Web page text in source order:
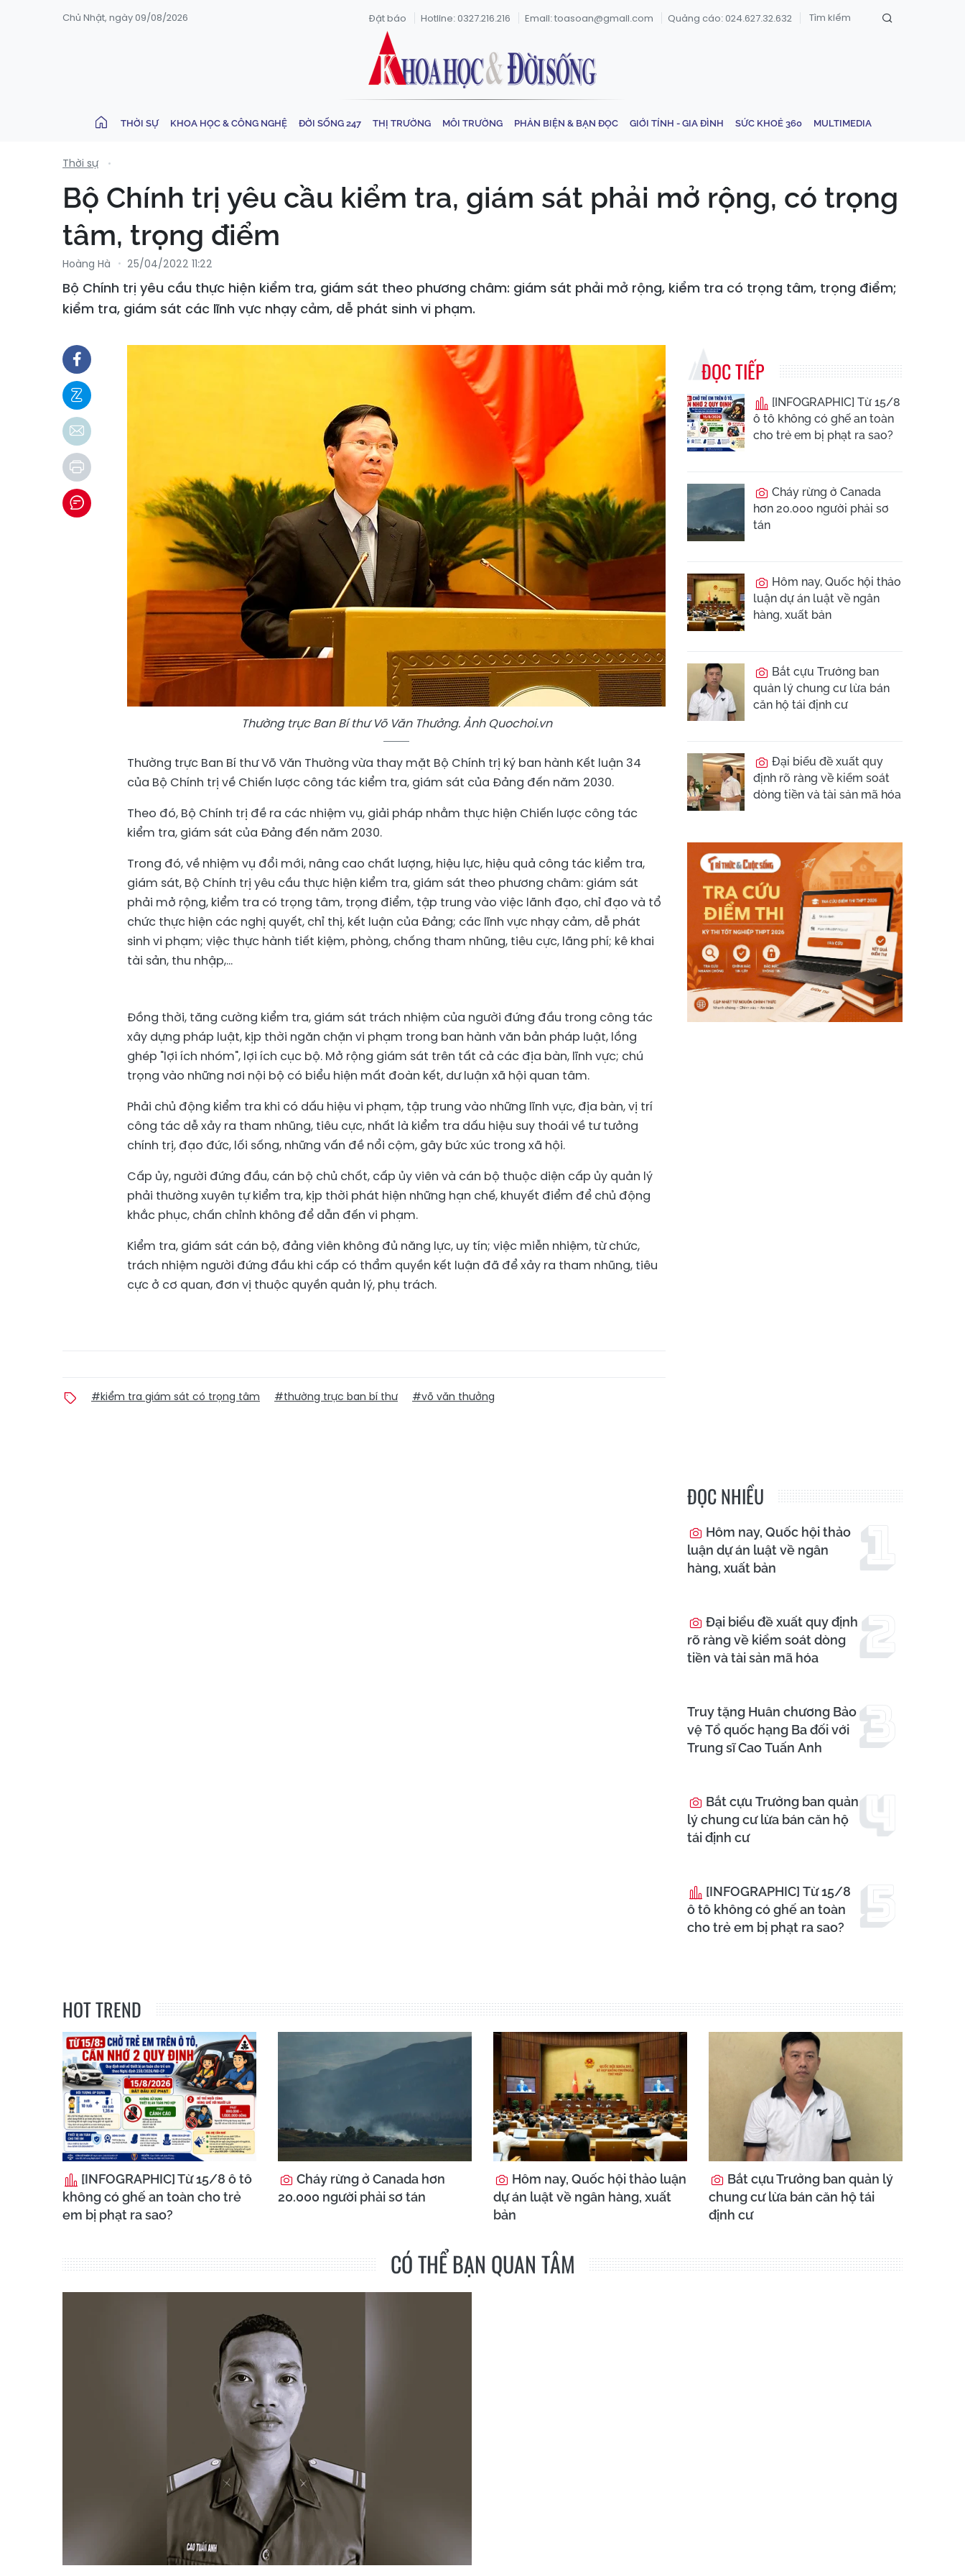
Chủ Nhật, ngày 09/08/2026 Đặt báo Hotline: 0327.216.216 Email: toasoan@gmail.com Quảng cáo: 024.627.32.632
THỜI SỰ KHOA HỌC & CÔNG NGHỆ ĐỜI SỐNG 247 THỊ TRƯỜNG MÔI TRƯỜNG PHẢN BIỆN & BẠN ĐỌC GIỚI TÍNH - GIA ĐÌNH SỨC KHOẺ 360 MULTIMEDIA
Thời sự
Bộ Chính trị yêu cầu kiểm tra, giám sát phải mở rộng, có trọng
tâm, trọng điểm
Hoàng Hà 25/04/2022 11:22
Bộ Chính trị yêu cầu thực hiện kiểm tra, giám sát theo phương châm: giám sát phải mở rộng, kiểm tra có trọng tâm, trọng điểm;
kiểm tra, giám sát các lĩnh vực nhạy cảm, dễ phát sinh vi phạm.
Thường trực Ban Bí thư Võ Văn Thưởng. Ảnh Quochoi.vn
Thường trực Ban Bí thư Võ Văn Thường vừa thay mặt Bộ Chính trị ký ban hành Kết luận 34
của Bộ Chính trị về Chiến lược công tác kiểm tra, giám sát của Đảng đến năm 2030.
Theo đó, Bộ Chính trị đề ra các nhiệm vụ, giải pháp nhằm thực hiện Chiến lược công tác
kiểm tra, giám sát của Đảng đến năm 2030.
Trong đó, về nhiệm vụ đổi mới, nâng cao chất lượng, hiệu lực, hiệu quả công tác kiểm tra,
giám sát, Bộ Chính trị yêu cầu thực hiện kiểm tra, giám sát theo phương châm: giám sát
phải mở rộng, kiểm tra có trọng tâm, trọng điểm, tập trung vào việc lãnh đạo, chỉ đạo và tổ
chức thực hiện các nghị quyết, chỉ thị, kết luận của Đảng; các lĩnh vực nhạy cảm, dễ phát
sinh vi phạm; việc thực hành tiết kiệm, phòng, chống tham nhũng, tiêu cực, lãng phí; kê khai
tài sản, thu nhập,...
Đồng thời, tăng cường kiểm tra, giám sát trách nhiệm của người đứng đầu trong công tác
xây dựng pháp luật, kịp thời ngăn chặn vi phạm trong ban hành văn bản pháp luật, lồng
ghép "lợi ích nhóm", lợi ích cục bộ. Mở rộng giám sát trên tất cả các địa bàn, lĩnh vực; chú
trọng vào những nơi nội bộ có biểu hiện mất đoàn kết, dư luận xã hội quan tâm.
Phải chủ động kiểm tra khi có dấu hiệu vi phạm, tập trung vào những lĩnh vực, địa bàn, vị trí
công tác dễ xảy ra tham nhũng, tiêu cực, nhất là kiểm tra dấu hiệu suy thoái về tư tưởng
chính trị, đạo đức, lối sống, những vấn đề nổi cộm, gây bức xúc trong xã hội.
Cấp ủy, người đứng đầu, cán bộ chủ chốt, cấp ủy viên và cán bộ thuộc diện cấp ủy quản lý
phải thường xuyên tự kiểm tra, kịp thời phát hiện những hạn chế, khuyết điểm để chủ động
khắc phục, chấn chỉnh không để dẫn đến vi phạm.
Kiểm tra, giám sát cán bộ, đảng viên không đủ năng lực, uy tín; việc miễn nhiệm, từ chức,
trách nhiệm người đứng đầu khi cấp có thẩm quyền kết luận đã để xảy ra tham nhũng, tiêu
cực ở cơ quan, đơn vị thuộc quyền quản lý, phụ trách.
#kiểm tra giám sát có trọng tâm #thường trực ban bí thư #võ văn thưởng
ĐỌC TIẾP
[INFOGRAPHIC] Từ 15/8
ô tô không có ghế an toàn
cho trẻ em bị phạt ra sao?
Cháy rừng ở Canada
hơn 20.000 người phải sơ
tán
Hôm nay, Quốc hội thảo
luận dự án luật về ngân
hàng, xuất bản
Bắt cựu Trưởng ban
quản lý chung cư lừa bán
căn hộ tái định cư
Đại biểu đề xuất quy
định rõ ràng về kiểm soát
dòng tiền và tài sản mã hóa
ĐỌC NHIỀU
Hôm nay, Quốc hội thảo
luận dự án luật về ngân
hàng, xuất bản
Đại biểu đề xuất quy định
rõ ràng về kiểm soát dòng
tiền và tài sản mã hóa
Truy tặng Huân chương Bảo
vệ Tổ quốc hạng Ba đối với
Trung sĩ Cao Tuấn Anh
Bắt cựu Trưởng ban quản
lý chung cư lừa bán căn hộ
tái định cư
[INFOGRAPHIC] Từ 15/8
ô tô không có ghế an toàn
cho trẻ em bị phạt ra sao?
HOT TREND
[INFOGRAPHIC] Từ 15/8 ô tô
không có ghế an toàn cho trẻ
em bị phạt ra sao?
Cháy rừng ở Canada hơn
20.000 người phải sơ tán
Hôm nay, Quốc hội thảo luận
dự án luật về ngân hàng, xuất
bản
Bắt cựu Trưởng ban quản lý
chung cư lừa bán căn hộ tái
định cư
CÓ THỂ BẠN QUAN TÂM